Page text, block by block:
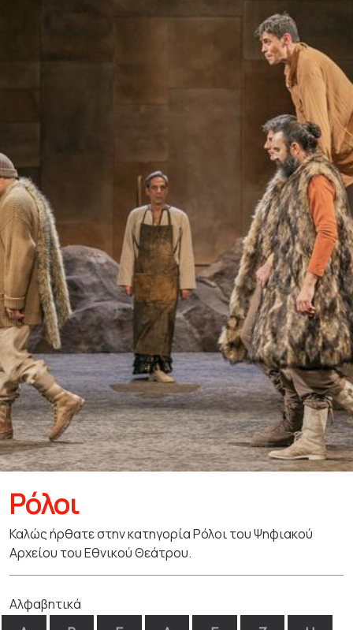
Ρόλοι
Καλώς ήρθατε στην κατηγορία Ρόλοι του Ψηφιακού
Αρχείου του Εθνικού Θεάτρου.
Αλφαβητικά